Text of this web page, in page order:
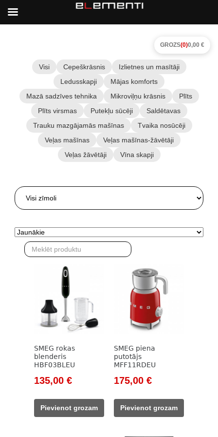
Visi Cepeškrāsnis
Izlietnes un masītāji
Ledusskapji
Mājas komforts
Mazā sadzīves tehnika
Mikroviļņu krāsnis
Plīts
Plīts virsmas
Putekļu sūcēji
Saldētavas
Trauku mazgājamās mašīnas
Tvaika nosūcēji
Veļas mašīnas
Veļas mašīnas-žāvētāji
Veļas žāvētāji
Vīna skapji
SMEG rokas
blenderis
HBF03BLEU
Original
was:
154,00 €.
135,00 €Current
135,00 €.
Pievienot grozam
SMEG piena
putotājs
MFF11RDEU
Original
was:
212,00 €.
175,00 €Current
175,00 €.
Pievienot grozam
GROZS(0)0,00 €